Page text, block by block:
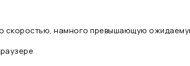
скоростью, намного превышающую